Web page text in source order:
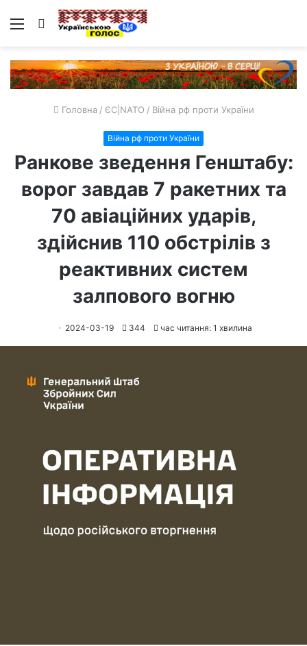
Меню Пошук
Головна / ЄС|NATO / Війна рф проти України
Війна рф проти України
Ранкове зведення Генштабу:
ворог завдав 7 ракетних та
70 авіаційних ударів,
здійснив 110 обстрілів з
реактивних систем
залпового вогню
2024-03-19 344 час читання: 1 хвилина